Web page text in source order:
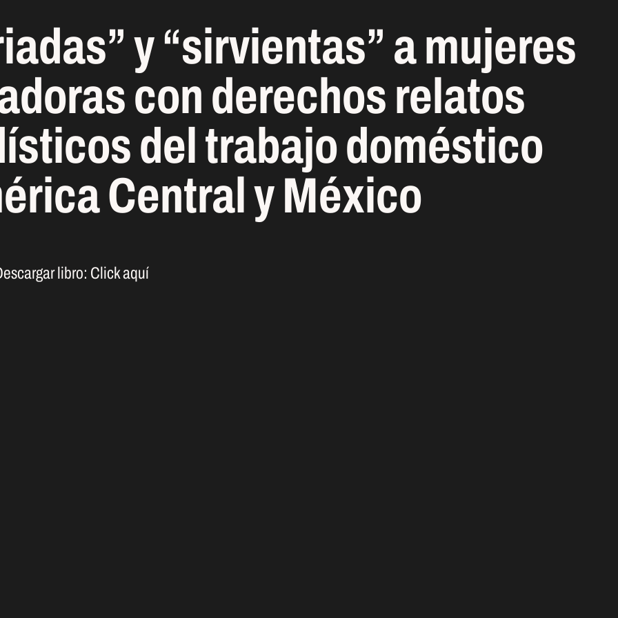
y “sirvientas” a mujeres
con derechos relatos
del trabajo doméstico
Central y México
libro: Click aquí